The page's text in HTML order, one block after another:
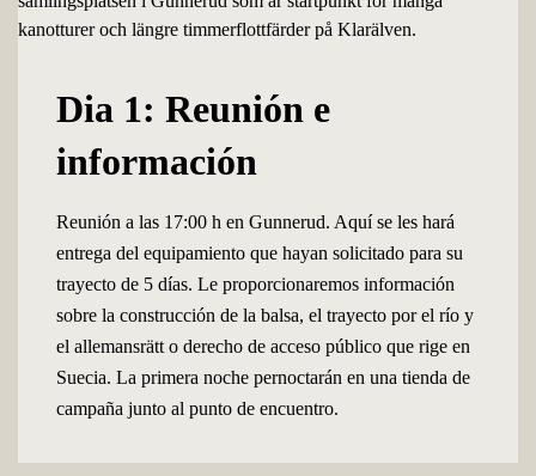
Dia 1: Reunión e
información
Reunión a las 17:00 h en Gunnerud. Aquí se les hará
entrega del equipamiento que hayan solicitado para su
trayecto de 5 días. Le proporcionaremos información
sobre la construcción de la balsa, el trayecto por el río y
el allemansrätt o derecho de acceso público que rige en
Suecia. La primera noche pernoctarán en una tienda de
campaña junto al punto de encuentro.